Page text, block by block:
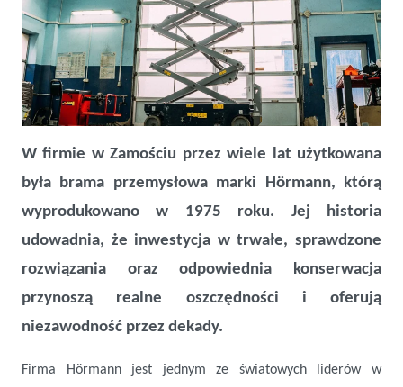
Marka Hörmann tworzy historię
W firmie w Zamościu przez wiele lat użytkowana
była brama przemysłowa marki Hörmann, którą
wyprodukowano w 1975 roku. Jej historia
udowadnia, że inwestycja w trwałe, sprawdzone
rozwiązania oraz odpowiednia konserwacja
przynoszą realne oszczędności i oferują
niezawodność przez dekady.
Firma Hörmann jest jednym ze światowych liderów w